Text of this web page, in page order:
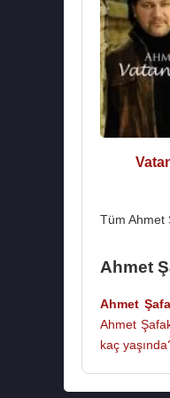
Ayyıldız
Vay
Neyleyim
Tüm Ahmet
Ahmet
Ahmet
Ahmet
kaç